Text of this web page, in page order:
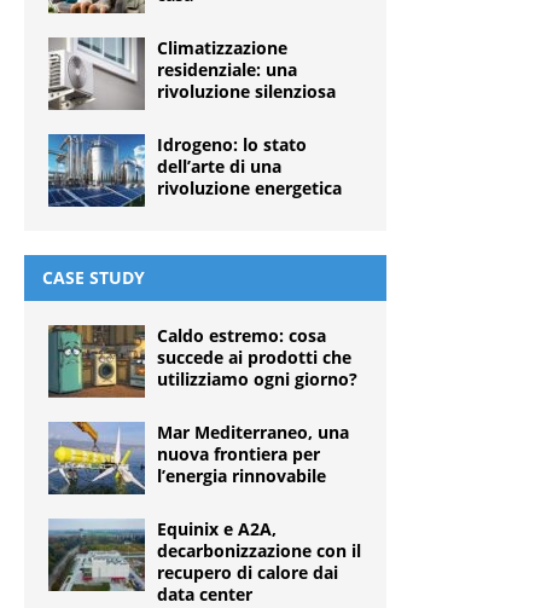
Climatizzazione
residenziale: una
rivoluzione silenziosa
Idrogeno: lo stato
dell’arte di una
rivoluzione energetica
CASE STUDY
Caldo estremo: cosa
succede ai prodotti che
utilizziamo ogni giorno?
Mar Mediterraneo, una
nuova frontiera per
l’energia rinnovabile
Equinix e A2A,
decarbonizzazione con il
recupero di calore dai
data center